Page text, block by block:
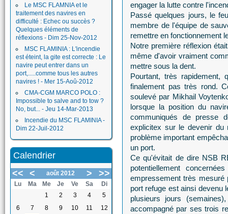
Le MSC FLAMNIA et le
traitement des navires en
difficulté : Echec ou succès ?
Quelques éléments de
réflexions - Dim 25-Nov-2012
MSC FLAMINIA : L'incendie
est éteint, la gite est correcte : Le
navire peut entrer dans un
port,.....comme tous les autres
navires ! - Mer 15-Aoû-2012
CMA-CGM MARCO POLO :
Impossible to salve and to tow ?
No, but... - Jeu 14-Mar-2013
Incendie du MSC FLAMINIA -
Dim 22-Juil-2012
Calendrier
<<
< août 2012 > >>
Lu Ma Me Je Ve Sa
Di
1
2 3 4
5
6
7 8 9 10 11
12
engager la lutte contre
Passé quelques jours, le
membre de l'équipe de
remettre en fonctionnement
Notre première réflexion
même d'avoir vraiment
mettre sous la dent.
Pourtant, très rapidement,
finalement pas très rond.
soulevé par Mikhail
lorsque la position du
communiqués de presse
explicitex sur le devenir du
problème important
un port.
Ce qu'évitait de dire NSB
potentiellement
empressement très mesuré
port refuge est ainsi devenu
plusieurs jours
accompagné par ses trois